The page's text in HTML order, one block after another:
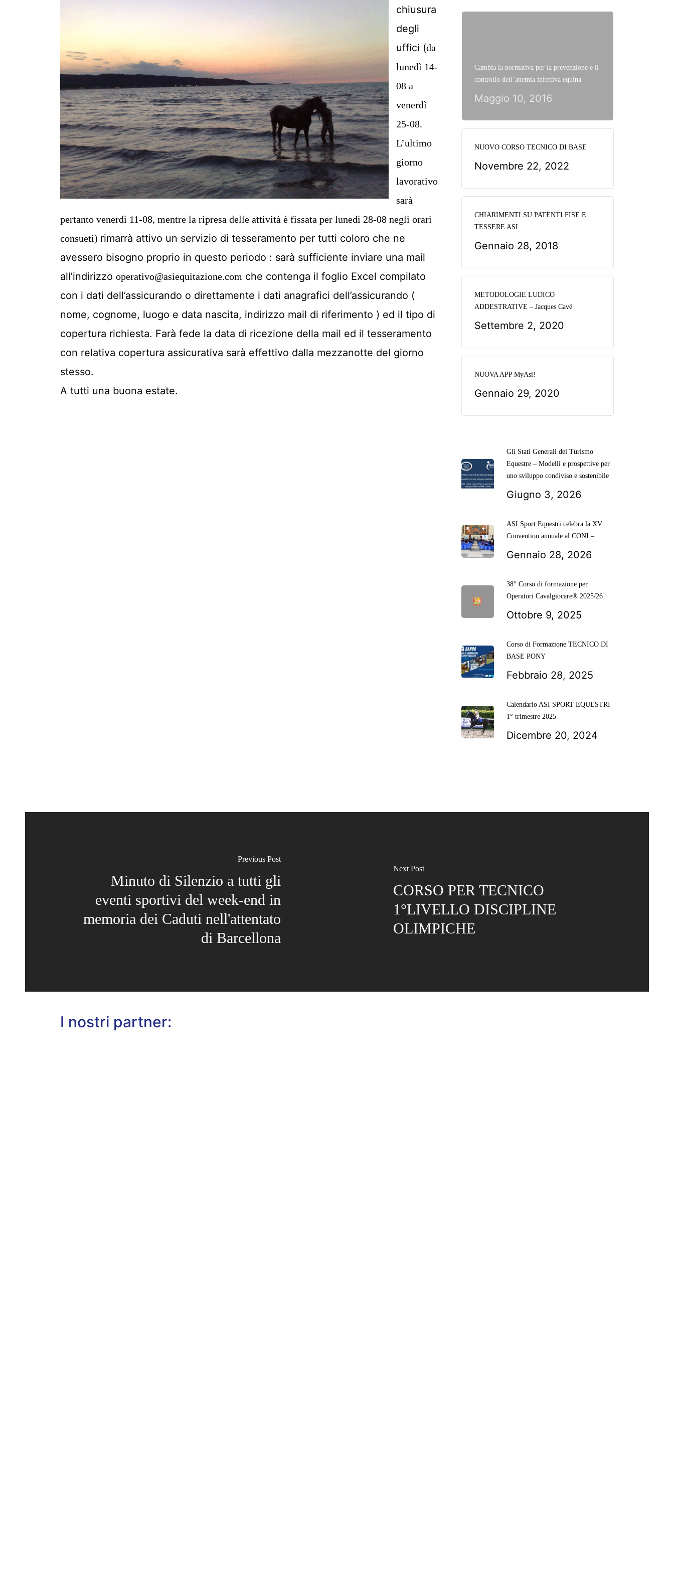
chiusura
degli
uffici (da
lunedì 14-
08 a
venerdì
25-08.
L’ultimo
giorno
lavorativo
sarà
pertanto venerdì 11-08, mentre la ripresa delle attività è fissata per lunedì 28-08 negli orari
consueti) rimarrà attivo un servizio di tesseramento per tutti coloro che ne
avessero bisogno proprio in questo periodo : sarà sufficiente inviare una mail
all’indirizzo operativo@asiequitazione.com che contenga il foglio Excel compilato
con i dati dell’assicurando o direttamente i dati anagrafici dell’assicurando (
nome, cognome, luogo e data nascita, indirizzo mail di riferimento ) ed il tipo di
copertura richiesta. Farà fede la data di ricezione della mail ed il tesseramento
con relativa copertura assicurativa sarà effettivo dalla mezzanotte del giorno
stesso.
A tutti una buona estate.
Cambia la normativa per la prevenzione e il
controllo dell’anemia infettiva equina
Maggio 10, 2016
NUOVO CORSO TECNICO DI BASE
Novembre 22, 2022
CHIARIMENTI SU PATENTI FISE E
TESSERE ASI
Gennaio 28, 2018
METODOLOGIE LUDICO
ADDESTRATIVE – Jacques Cavé
Settembre 2, 2020
NUOVA APP MyAsi!
Gennaio 29, 2020
Gli Stati Generali del Turismo
Equestre – Modelli e prospettive per
uno sviluppo condiviso e sostenibile
Giugno 3, 2026
ASI Sport Equestri celebra la XV
Convention annuale al CONI –
Gennaio 28, 2026
38° Corso di formazione per
Operatori Cavalgiocare® 2025/26
Ottobre 9, 2025
Corso di Formazione TECNICO DI
BASE PONY
Febbraio 28, 2025
Calendario ASI SPORT EQUESTRI
1° trimestre 2025
Dicembre 20, 2024
Previous Post
Minuto di Silenzio a tutti gli
eventi sportivi del week-end in
memoria dei Caduti nell'attentato
di Barcellona
Next Post
CORSO PER TECNICO
1°LIVELLO DISCIPLINE
OLIMPICHE
I nostri partner: